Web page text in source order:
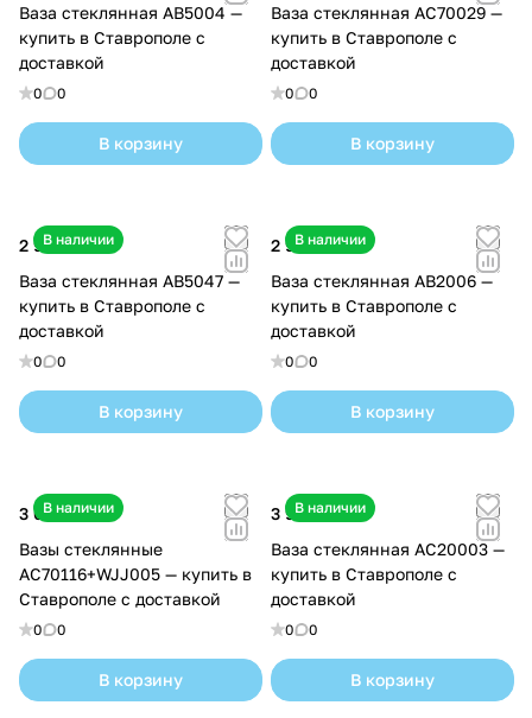
Ваза стеклянная AB5004 —
купить в Ставрополе с
доставкой
0 0
В корзину
Ваза стеклянная AC70029 —
купить в Ставрополе с
доставкой
0 0
В корзину
В наличии
2 900 ₽
Ваза стеклянная AB5047 —
купить в Ставрополе с
доставкой
0 0
В корзину
В наличии
2 900 ₽
Ваза стеклянная AB2006 —
купить в Ставрополе с
доставкой
0 0
В корзину
В наличии
3 000 ₽
Вазы стеклянные
AC70116+WJJ005 — купить в
Ставрополе с доставкой
0 0
В корзину
В наличии
3 900 ₽
Ваза стеклянная AС20003 —
купить в Ставрополе с
доставкой
0 0
В корзину